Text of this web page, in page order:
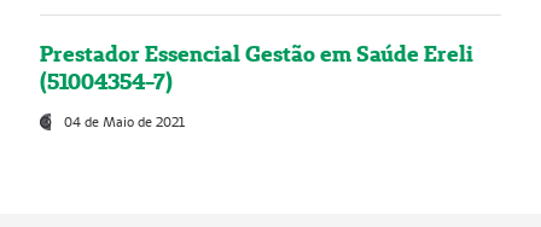
Prestador Essencial Gestão em Saúde Ereli
(51004354-7)
04 de Maio de 2021